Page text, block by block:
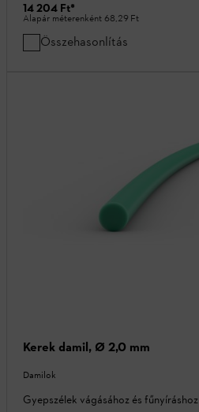
14 204 Ft*
Alapár méterenként 68,29 Ft
Összehasonlítás
Kerek damil, Ø 2,0 mm
Damilok
Gyepszélek vágásához és fűnyíráshoz